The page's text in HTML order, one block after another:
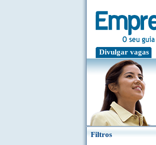
Divulgar vagas
Filtros